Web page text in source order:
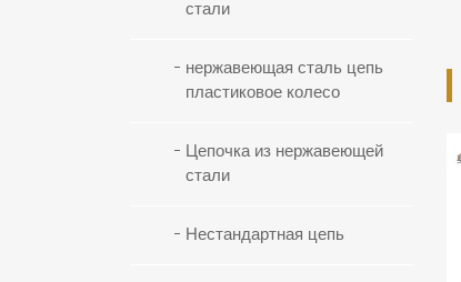
стали
нержавеющая сталь цепь
пластиковое колесо
Цепочка из нержавеющей
стали
Нестандартная цепь